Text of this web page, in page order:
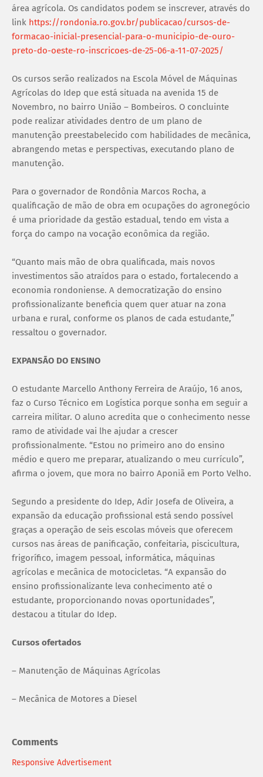
área agrícola. Os candidatos podem se inscrever, através do
link https://rondonia.ro.gov.br/publicacao/cursos-de-
formacao-inicial-presencial-para-o-municipio-de-ouro-
preto-do-oeste-ro-inscricoes-de-25-06-a-11-07-2025/
Os cursos serão realizados na Escola Móvel de Máquinas
Agrícolas do Idep que está situada na avenida 15 de
Novembro, no bairro União – Bombeiros. O concluinte
pode realizar atividades dentro de um plano de
manutenção preestabelecido com habilidades de mecânica,
abrangendo metas e perspectivas, executando plano de
manutenção.
Para o governador de Rondônia Marcos Rocha, a
qualificação de mão de obra em ocupações do agronegócio
é uma prioridade da gestão estadual, tendo em vista a
força do campo na vocação econômica da região.
“Quanto mais mão de obra qualificada, mais novos
investimentos são atraídos para o estado, fortalecendo a
economia rondoniense. A democratização do ensino
profissionalizante beneficia quem quer atuar na zona
urbana e rural, conforme os planos de cada estudante,”
ressaltou o governador.
EXPANSÃO DO ENSINO
O estudante Marcello Anthony Ferreira de Araújo, 16 anos,
faz o Curso Técnico em Logística porque sonha em seguir a
carreira militar. O aluno acredita que o conhecimento nesse
ramo de atividade vai lhe ajudar a crescer
profissionalmente. “Estou no primeiro ano do ensino
médio e quero me preparar, atualizando o meu currículo”,
afirma o jovem, que mora no bairro Aponiã em Porto Velho.
Segundo a presidente do Idep, Adir Josefa de Oliveira, a
expansão da educação profissional está sendo possível
graças a operação de seis escolas móveis que oferecem
cursos nas áreas de panificação, confeitaria, piscicultura,
frigorífico, imagem pessoal, informática, máquinas
agrícolas e mecânica de motocicletas. “A expansão do
ensino profissionalizante leva conhecimento até o
estudante, proporcionando novas oportunidades”,
destacou a titular do Idep.
Cursos ofertados
– Manutenção de Máquinas Agrícolas
– Mecânica de Motores a Diesel
Comments
Responsive Advertisement